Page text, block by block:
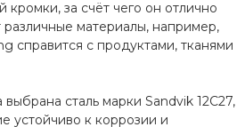
кромки, за счёт чего он отлично
различные материалы, например,
справится с продуктами, тканями
сталь марки Sandvik 12C27,
устойчиво к коррозии и